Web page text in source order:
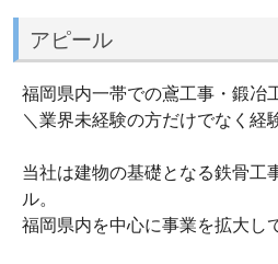
アピール
福岡県内一帯での鳶工事・鍛冶
＼業界未経験の方だけでなく経
当社は建物の基礎となる鉄骨工
ル。
福岡県内を中心に事業を拡大し